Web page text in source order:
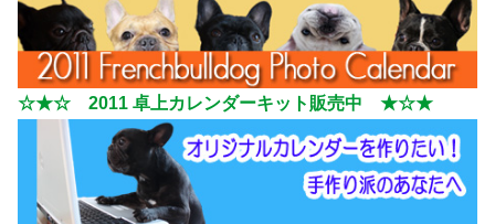
☆★☆ 2011 卓上カレンダーキット販売中 ★☆★